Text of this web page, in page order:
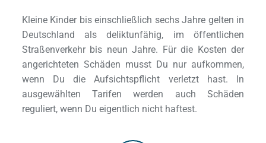
Kleine Kinder bis einschließlich sechs Jahre gelten in
Deutschland als deliktunfähig, im öffentlichen
Straßenverkehr bis neun Jahre. Für die Kosten der
angerichteten Schäden musst Du nur aufkommen,
wenn Du die Aufsichtspflicht verletzt hast. In
ausgewählten Tarifen werden auch Schäden
reguliert, wenn Du eigentlich nicht haftest.